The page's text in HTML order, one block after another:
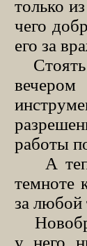
только
чего
его за
Стоять
работы
А
темноте
за любой